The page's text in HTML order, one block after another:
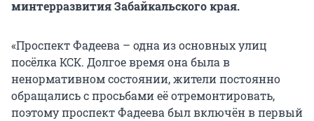
минтерразвития Забайкальского края.
«Проспект Фадеева – одна из основных улиц
посёлка КСК. Долгое время она была в
ненормативном состоянии, жители постоянно
обращались с просьбами её отремонтировать,
поэтому проспект Фадеева был включён в первый